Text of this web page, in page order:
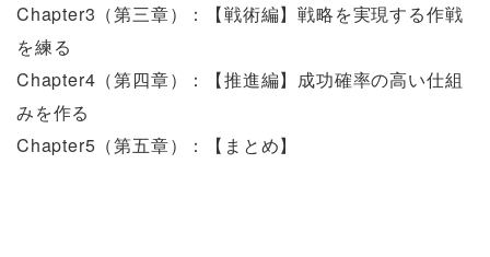
Chapter3（第三章）：【戦術編】戦略を実現する作戦
を練る
Chapter4（第四章）：【推進編】成功確率の高い仕組
みを作る
Chapter5（第五章）：【まとめ】